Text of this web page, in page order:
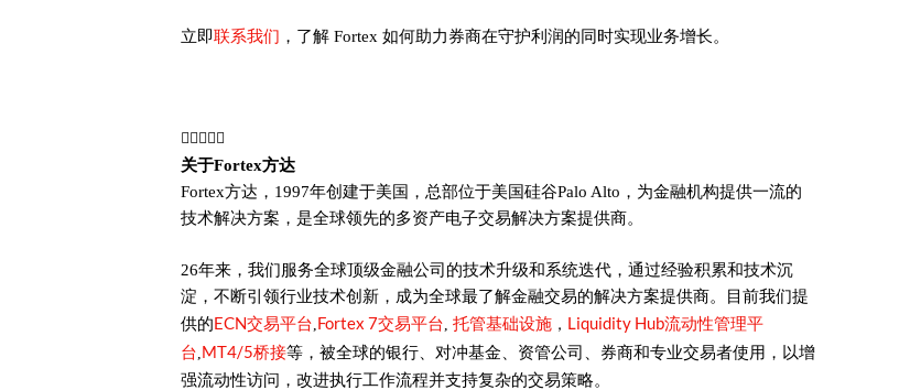
立即联系我们 ，了解 Fortex 如何助力券商在守护利润的同时实现业务增长。

关于Fortex方达
Fortex方达，1997年创建于美国，总部位于美国硅谷Palo Alto，为金融机构提供一流的
技术解决方案，是全球领先的多资产电子交易解决方案提供商。
26年来，我们服务全球顶级金融公司的技术升级和系统迭代，通过经验积累和技术沉
淀，不断引领行业技术创新，成为全球最了解金融交易的解决方案提供商。目前我们提
供的ECN交易平台 Fortex 7交易平台 托管基础设施 ， Liquidity Hub流动性管理平
台 MT4/5桥接等，被全球的银行、对冲基金、资管公司、券商和专业交易者使用，以增
强流动性访问，改进执行工作流程并支持复杂的交易策略。